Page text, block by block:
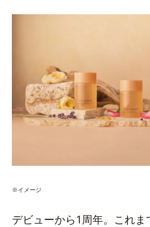
※イメージ
デビューから1周年。これま